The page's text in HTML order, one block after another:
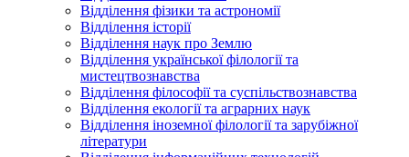
Відділення фізики та астрономії
Відділення історії
Відділення наук про Землю
Відділення української філології та
мистецтвознавства
Відділення філософії та суспільствознавства
Відділення екології та аграрних наук
Відділення іноземної філології та зарубіжної
літератури